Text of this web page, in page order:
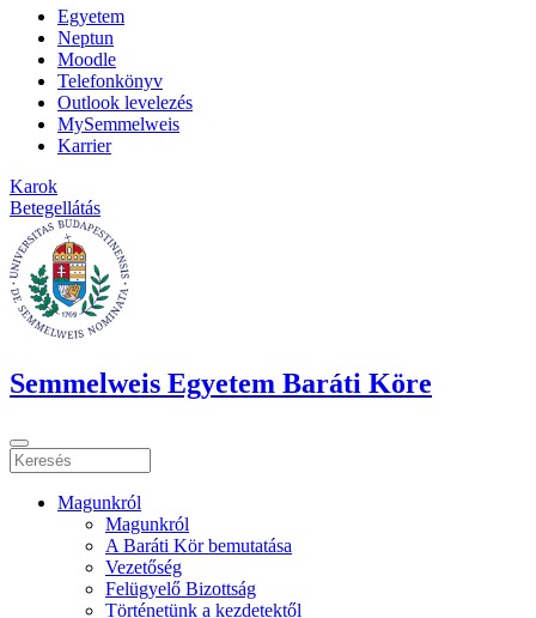
Egyetem
Neptun
Moodle
Telefonkönyv
Outlook levelezés
MySemmelweis
Karrier
Karok
Betegellátás
Semmelweis Egyetem Baráti Köre
Magunkról
Magunkról
A Baráti Kör bemutatása
Vezetőség
Felügyelő Bizottság
Történetünk a kezdetektől